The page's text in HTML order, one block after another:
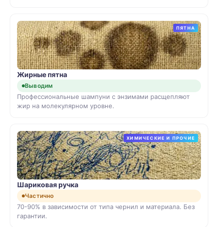
ПЯТНА
Жирные пятна
Выводим
Профессиональные шампуни с энзимами расщепляют
жир на молекулярном уровне.
ХИМИЧЕСКИЕ И ПРОЧИЕ
Шариковая ручка
Частично
70-90% в зависимости от типа чернил и материала. Без
гарантии.